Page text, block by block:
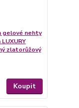
gelové nehty
zlatorůžový
Koupit